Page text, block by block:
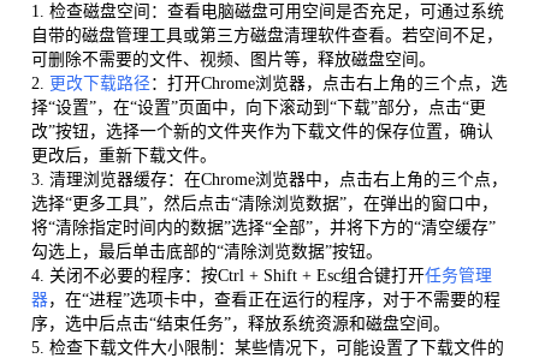
1. 检查磁盘空间：查看电脑磁盘可用空间是否充足，可通过系统
自带的磁盘管理工具或第三方磁盘清理软件查看。若空间不足，
可删除不需要的文件、视频、图片等，释放磁盘空间。
2.
更改下载路径 ：打开Chrome浏览器，点击右上角的三个点，选
择“设置”，在“设置”页面中，向下滚动到“下载”部分，点击“更
改”按钮，选择一个新的文件夹作为下载文件的保存位置，确认
更改后，重新下载文件。
3. 清理浏览器缓存：在Chrome浏览器中，点击右上角的三个点，
选择“更多工具”，然后点击“清除浏览数据”，在弹出的窗口中，
将“清除指定时间内的数据”选择“全部”，并将下方的“清空缓存”
勾选上，最后单击底部的“清除浏览数据”按钮。
4. 关闭不必要的程序：按Ctrl + Shift + Esc组合键打开任务管理
器，在“进程”选项卡中，查看正在运行的程序，对于不需要的程
序，选中后点击“结束任务”，释放系统资源和磁盘空间。
5. 检查下载文件大小限制：某些情况下，可能设置了下载文件的